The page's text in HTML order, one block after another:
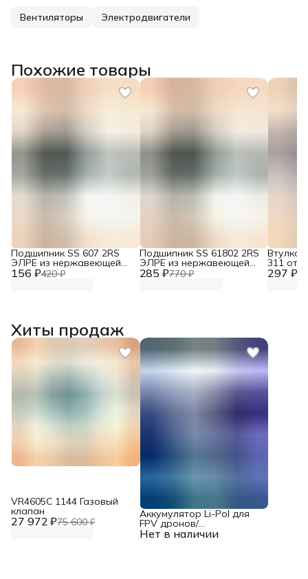
Вентиляторы Электродвигатели
Похожие товары
156 ₽420 ₽
Подшипник SS 607 2RS
ЭЛРЕ из нержавеющей
стали 285 ₽770 ₽
Подшипник SS 61802 2RS
ЭЛРЕ из нержавеющей
стали 297 ₽
Втулка
311 от
Хиты продаж
27 972 ₽75 600 ₽
VR4605С 1144 Газовый
клапан
Нет в наличии
Аккумулятор Li-Pol для
FPV дронов/
квадрокоптеров 23,1 В,